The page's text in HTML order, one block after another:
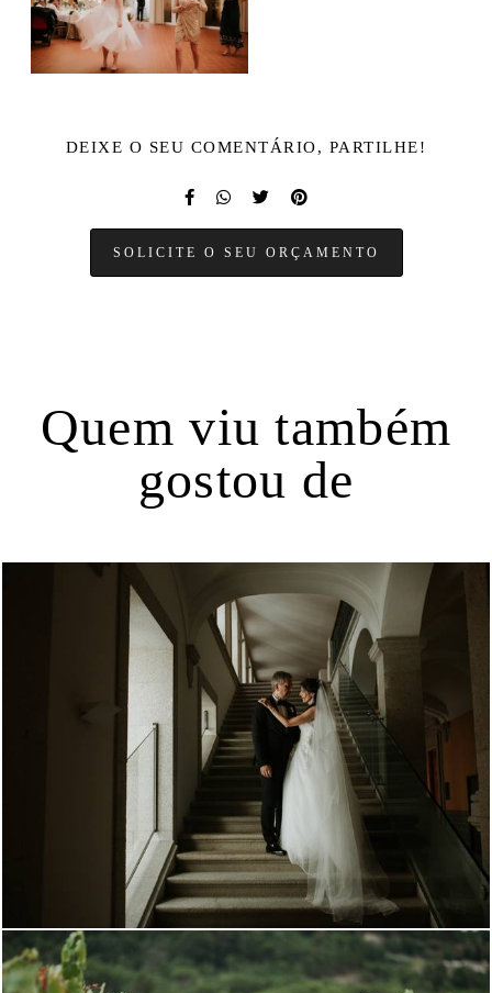
DEIXE O SEU COMENTÁRIO, PARTILHE!
SOLICITE O SEU ORÇAMENTO
Quem viu também
gostou de
1083